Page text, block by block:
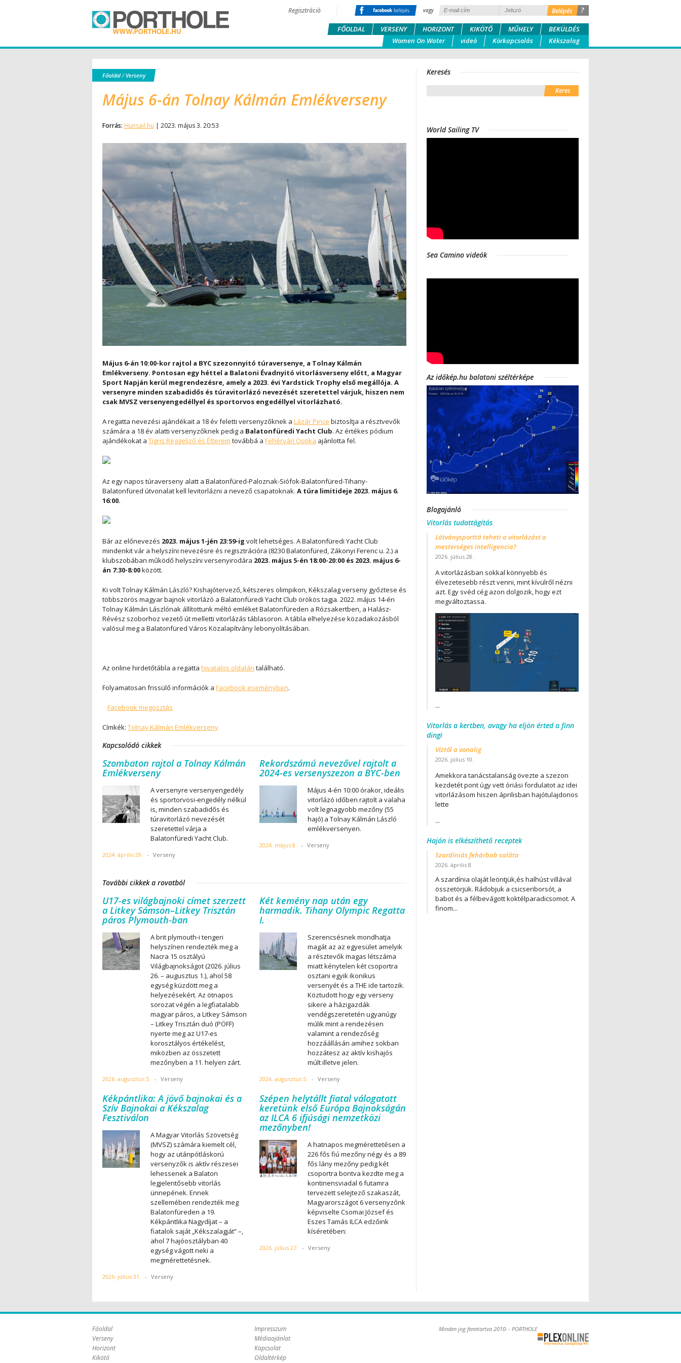
?
vagy
Regisztráció
FŐOLDAL VERSENY HORIZONT KIKÖTŐ MŰHELY
BEKÜLDÉS
Women On Water
videó Körkapcsolás Kékszalag
Főoldal/ Verseny
Május 6-án Tolnay Kálmán Emlékverseny
Forrás: Hunsail.hu | 2023. május 3. 20:53
Május 6-án 10:00-kor rajtol a BYC szezonnyitó túraversenye, a Tolnay Kálmán
Emlékverseny. Pontosan egy héttel a Balatoni Évadnyitó vitorlásverseny előtt, a Magyar
Sport Napján kerül megrendezésre, amely a 2023. évi Yardstick Trophy első megállója. A
versenyre minden szabadidős és túravitorlázó nevezését szeretettel várjuk, hiszen nem
csak MVSZ versenyengedéllyel és sportorvos engedéllyel vitorlázható.
A regatta nevezési ajándékait a 18 év feletti versenyzőknek a Lázár Pince biztosítja a résztvevők
számára a 18 év alatti versenyzőknek pedig a Balatonfüredi Yacht Club. Az értékes pódium
ajándékokat a Tigris Reggeliző és Étterem továbbá a Fehérvári Optika ajánlotta fel.
Az egy napos túraverseny alatt a Balatonfüred-Paloznak-Siófok-Balatonfüred-Tihany-
Balatonfüred útvonalat kell levitorlázni a nevező csapatoknak. A túra limitideje 2023. május 6.
16:00.
Bár az előnevezés 2023. május 1-jén 23:59-ig volt lehetséges. A Balatonfüredi Yacht Club
mindenkit vár a helyszíni nevezésre és regisztrációra (8230 Balatonfüred, Zákonyi Ferenc u. 2.) a
klubszobában működő helyszíni versenyirodára 2023. május 5-én 18:00-20:00 és 2023. május 6-
án 7:30-8:00között.
Ki volt Tolnay Kálmán László? Kishajótervező, kétszeres olimpikon, Kékszalag verseny győztese és
többszörös magyar bajnok vitorlázó a Balatonfüredi Yacht Club örökös tagja. 2022. május 14-én
Tolnay Kálmán Lászlónak állítottunk méltó emléket Balatonfüreden a Rózsakertben, a Halász-
Révész szoborhoz vezető út melletti vitorlázás táblasoron. A tábla elhelyezése közadakozásból
valósul meg a Balatonfüred Város Közalapítvány lebonyolításában.
Az online hirdetőtábla a regatta hivatalos oldalán található.
Folyamatosan frissülő információk a Facebook eseményben.
Facebook megosztás
Címkék: Tolnay Kálmán Emlékverseny
Kapcsolódó cikkek
Szombaton rajtol a Tolnay Kálmán
Emlékverseny
A versenyre versenyengedély
és sportorvosi-engedély nélkül
is, minden szabadidős és
túravitorlázó nevezését
szeretettel várja a
Balatonfüredi Yacht Club.
2024. április 29. - Verseny
Rekordszámú nevezővel rajtolt a
2024-es versenyszezon a BYC-ben
Május 4-én 10:00 órakor, ideális
vitorlázó időben rajtolt a valaha
volt legnagyobb mezőny (55
hajó) a Tolnay Kálmán László
emlékversenyen.
2024. május 8. - Verseny
További cikkek a rovatból
U17-es világbajnoki címet szerzett
a Litkey Sámson–Litkey Trisztán
páros Plymouth-ban
A brit plymouth-i tengeri
helyszínen rendezték meg a
Nacra 15 osztályú
Világbajnokságot (2026. július
26. – augusztus 1.), ahol 58
egység küzdött meg a
helyezésekért. Az ötnapos
sorozat végén a legfiatalabb
magyar páros, a Litkey Sámson
– Litkey Trisztán duó (PÖFF)
nyerte meg az U17-es
korosztályos értékelést,
miközben az összetett
mezőnyben a 11. helyen zárt.
2026. augusztus 5. - Verseny
Két kemény nap után egy
harmadik. Tihany Olympic Regatta
I.
Szerencsésnek mondhatja
magát az az egyesület amelyik
a résztevők magas létszáma
miatt kénytelen két csoportra
osztani egyik ikonikus
versenyét és a THE ide tartozik.
Köztudott hogy egy verseny
sikere a házigazdák
vendégszeretetén ugyanúgy
múlik mint a rendezésen
valamint a rendezőség
hozzáállásán amihez sokban
hozzátesz az aktív kishajós
múlt illetve jelen.
2026. augusztus 5. - Verseny
Kékpántlika: A jövő bajnokai és a
Szív Bajnokai a Kékszalag
Fesztiválon
A Magyar Vitorlás Szövetség
(MVSZ) számára kiemelt cél,
hogy az utánpótláskorú
versenyzők is aktív részesei
lehessenek a Balaton
legjelentősebb vitorlás
ünnepének. Ennek
szellemében rendezték meg
Balatonfüreden a 19.
Kékpántlika Nagydíjat – a
fiatalok saját „Kékszalagját” –,
ahol 7 hajóosztályban 40
egység vágott neki a
megmérettetésnek.
2026. július 31. - Verseny
Szépen helytállt fiatal válogatott
keretünk első Európa Bajnokságán
az ILCA 6 ifjúsági nemzetközi
mezőnyben!
A hatnapos megmérettetésen a
226 fős fiú mezőny négy és a 89
fős lány mezőny pedig két
csoportra bontva kezdte meg a
kontinensviadal 6 futamra
tervezett selejtező szakaszát,
Magyarországot 6 versenyzőnk
képviselte Csomai József és
Eszes Tamás ILCA edzőink
kíséretében:
2026. július 27. - Verseny
Keresés
World Sailing TV
Sea Camino videók
Az időkép.hu balatoni széltérképe
Blogajánló
Vitorlás tudattágítás
Látványsporttá teheti a vitorlázást a
mesterséges intelligencia?
2026. július 28.
A vitorlázásban sokkal könnyebb és
élvezetesebb részt venni, mint kívülről nézni
azt. Egy svéd cég azon dolgozik, hogy ezt
megváltoztassa.
...
Vitorlás a kertben, avagy ha eljön érted a finn
dingi
Víztől a vonalig
2026. július 10.
Amekkora tanácstalanság övezte a szezon
kezdetét pont úgy vett óriási fordulatot az idei
vitorlázásom hiszen áprilisban hajótulajdonos
lette
...
Hajón is elkészíthető receptek
Szardíniás fehárbab saláta
2026. április 8.
A szardínia olaját leöntjük,és halhúst villával
összetörjük. Rádobjuk a csicseriborsót, a
babot és a félbevágott koktélparadicsomot. A
finom...
Főoldal
Verseny
Horizont
Kikötő
Impresszum
Médiaajánlat
Kapcsolat
Oldaltérkép
Minden jog fenntartva 2010- - PORTHOLE
Online Kft. -